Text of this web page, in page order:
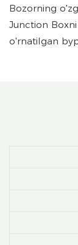
Bozorning
Junction
o'rnatilgan